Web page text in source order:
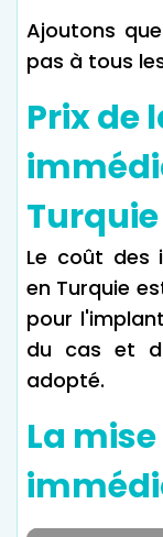
Ajoutons
pas à tous
Prix de
Turquie
Le coût des
en Turquie
pour
du cas et
adopté.
La